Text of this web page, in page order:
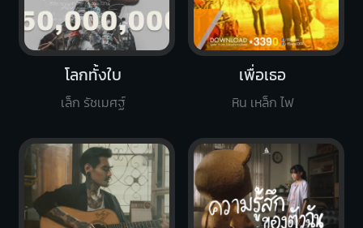
โลกทั้งใบ
เล็ก รัชเมศฐ์
เพื่อเธอ
หิน เหล็ก ไฟ